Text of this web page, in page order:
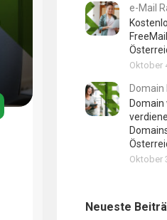
e-Mail
Oktober
Oktober
Neueste